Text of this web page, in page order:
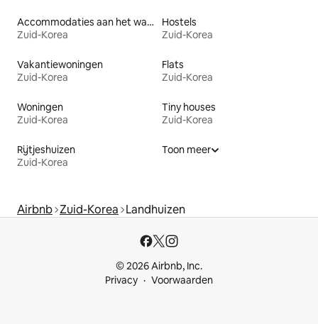
Accommodaties aan het water
Zuid-Korea
Hostels
Zuid-Korea
Vakantiewoningen
Zuid-Korea
Flats
Zuid-Korea
Woningen
Zuid-Korea
Tiny houses
Zuid-Korea
Rijtjeshuizen
Zuid-Korea
Toon meer
Airbnb Zuid-Korea Landhuizen
© 2026 Airbnb, Inc.
Privacy
Voorwaarden